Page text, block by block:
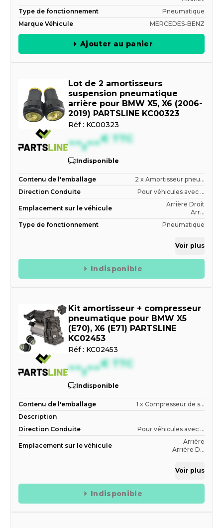
Type de fonctionnement
Pneumatique
Marque Véhicule
MERCEDES-BENZ
Ajouter au panier
Lot de 2 amortisseurs
suspension pneumatique
arrière pour BMW X5, X6 (2006-
2019) PARTSLINE KC00323
Réf : KC00323
--,--€ TTC
Indisponible
Contenu de l'emballage
2 x Amortisseur pneu...
Direction Conduite
Pour véhicules avec ...
Emplacement sur le véhicule
Arrière Droit
Arr...
Type de fonctionnement
Pneumatique
Voir plus
Indisponible
Kit amortisseur + compresseur
pneumatique pour BMW X5
(E70), X6 (E71) PARTSLINE
KC02453
Réf : KC02453
--,--€ TTC
Indisponible
Contenu de l'emballage
1 x Compresseur de s...
Description
Direction Conduite
Pour véhicules avec ...
Emplacement sur le véhicule
Arrière
Arrière D...
Voir plus
Indisponible